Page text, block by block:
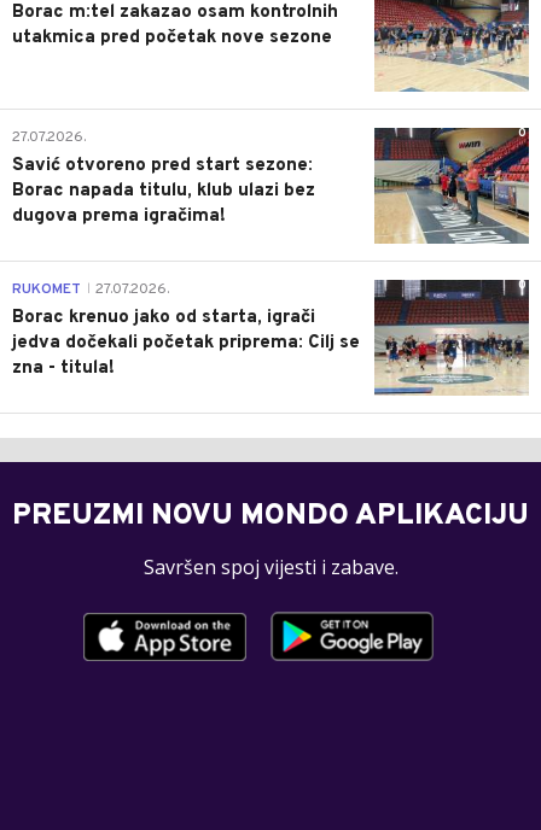
Borac m:tel zakazao osam kontrolnih
utakmica pred početak nove sezone
0
27.07.2026.
Savić otvoreno pred start sezone:
Borac napada titulu, klub ulazi bez
dugova prema igračima!
0
RUKOMET 27.07.2026.
Borac krenuo jako od starta, igrači
jedva dočekali početak priprema: Cilj se
zna - titula!
PREUZMI NOVU MONDO APLIKACIJU
Savršen spoj vijesti i zabave.